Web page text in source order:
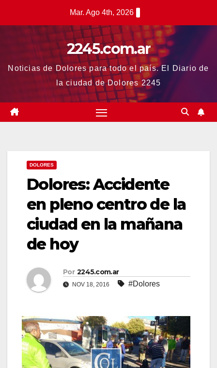
Mar. Ago 4th, 2026
2245.com.ar
Noticias de Dolores para todo el país. El Diario de
la ciudad de Dolores 2245
DOLORES
Dolores: Accidente
en pleno centro de la
ciudad en la mañana
de hoy
Por 2245.com.ar
NOV 18, 2016 #Dolores